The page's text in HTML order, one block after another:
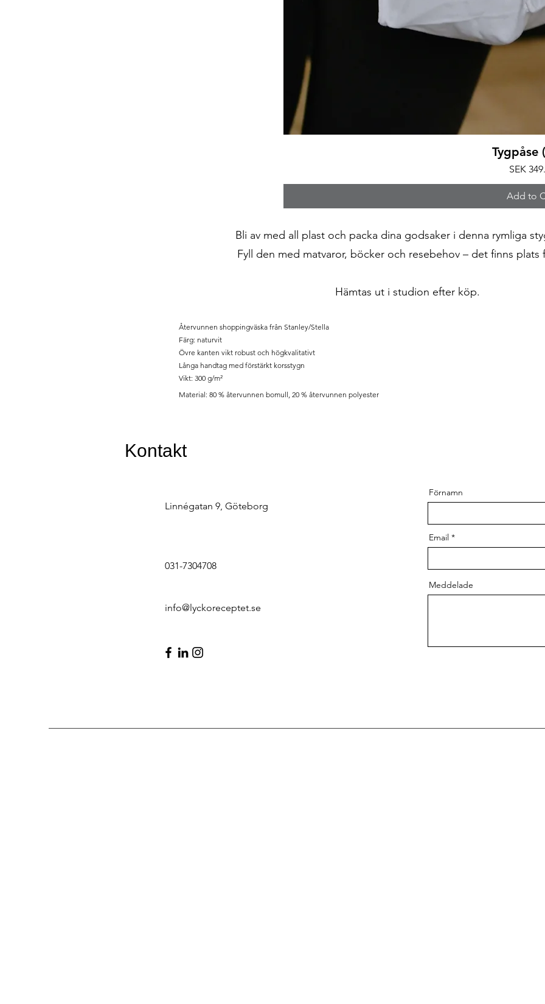
Quick
Tygpåse
Price
SEK
Add to
Bli av med all plast och packa dina godsaker i denna rymliga
Fyll den med matvaror, böcker och resebehov – det finns plats
Hämtas ut i studion efter köp.
Återvunnen shoppingväska från Stanley/Stella
Färg: naturvit
Övre kanten vikt robust och högkvalitativt
Långa handtag med förstärkt korsstygn
Vikt: 300 g/m²
Material: 80 % återvunnen bomull, 20 % återvunnen polyester
Kontakt
Linnégatan 9, Göteborg
031-7304708
info@lyckoreceptet.se
Förnamn
Email
Meddelade